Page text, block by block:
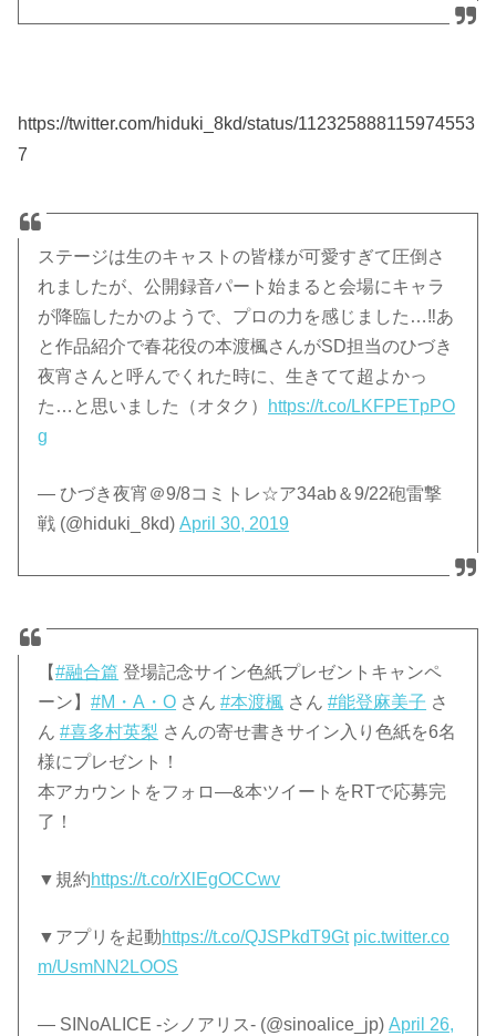
https://twitter.com/hiduki_8kd/status/112325888115974553
7
ステージは生のキャストの皆様が可愛すぎて圧倒さ
れましたが、公開録音パート始まると会場にキャラ
が降臨したかのようで、プロの力を感じました…‼あ
と作品紹介で春花役の本渡楓さんがSD担当のひづき
夜宵さんと呼んでくれた時に、生きてて超よかっ
た…と思いました（オタク）
https://t.co/LKFPETpPO
g
— ひづき夜宵＠9/8コミトレ☆ア34ab＆9/22砲雷撃
戦 (@hiduki_8kd)April 30, 2019
【#融合篇 登場記念サイン色紙プレゼントキャンペ
ーン】#M・A・O さん#本渡楓 さん#能登麻美子 さ
ん#喜多村英梨 さんの寄せ書きサイン入り色紙を6名
様にプレゼント！
本アカウントをフォロ―&本ツイートをRTで応募完
了！
▼規約https://t.co/rXlEgOCCwv
▼アプリを起動https://t.co/QJSPkdT9Gt pic.twitter.co
m/UsmNN2LOOS
— SINoALICE -シノアリス- (@sinoalice_jp)April 26,